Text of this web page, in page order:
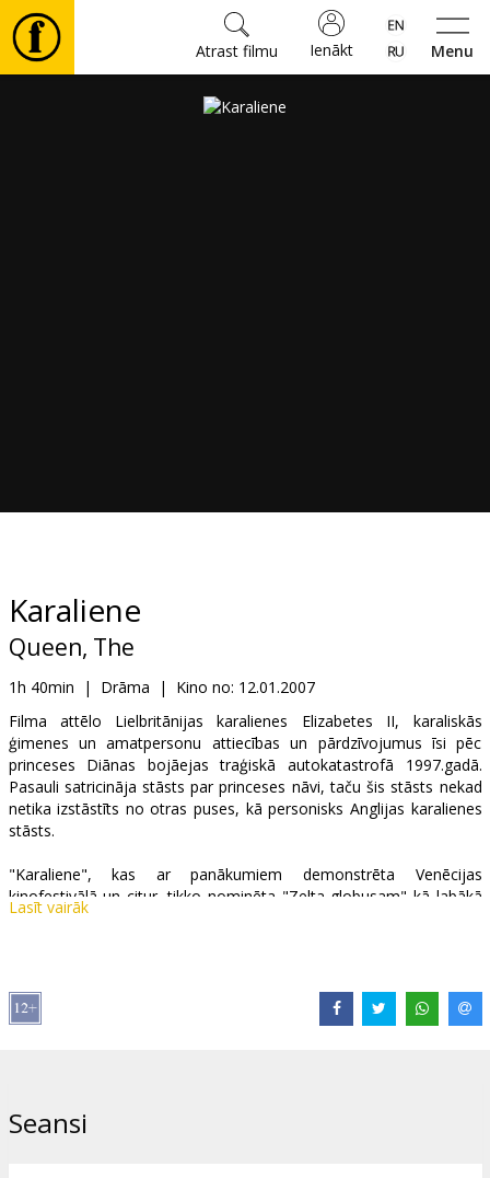
Menu
Ienākt
Atrast filmu
B2B
Kino
Klubs
Karaliene
Queen, The
1h 40min | Drāma | Kino no: 12.01.2007
Filma attēlo Lielbritānijas karalienes Elizabetes II, karaliskās
ģimenes un amatpersonu attiecības un pārdzīvojumus īsi pēc
princeses Diānas bojāejas traģiskā autokatastrofā 1997.gadā.
Pasauli satricināja stāsts par princeses nāvi, taču šis stāsts nekad
netika izstāstīts no otras puses, kā personisks Anglijas karalienes
stāsts.
"Karaliene", kas ar panākumiem demonstrēta Venēcijas
kinofestivālā un citur, tikko nominēta "Zelta globusam" kā labākā
filma, kā arī labākās aktrises, režisora un scenārija balvām.
meitenes"), kuru kritiķi uzskata par vienu no galvenajām
pretendentēm "Oscar" balvai. Filmas režisors arī ir britu kino
Lomās: Helen Mirren, Michael Sheen, James Cromwell, Sylvia Syms
Lasīt vairāk
Seansi